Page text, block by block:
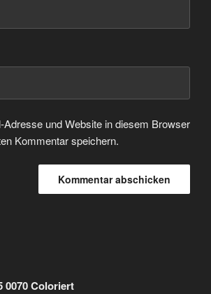
Adresse und Website in diesem Browser
Kommentar speichern.
0070 Coloriert